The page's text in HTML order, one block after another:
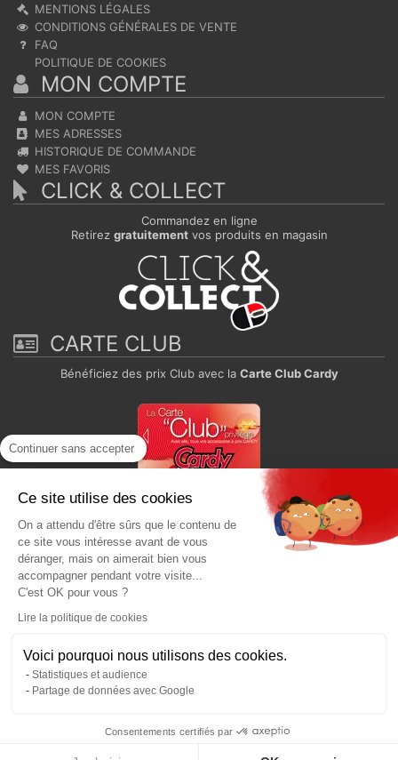
MENTIONS LÉGALES
CONDITIONS GÉNÉRALES DE VENTE
FAQ
POLITIQUE DE COOKIES
MON COMPTE
MON COMPTE
MES ADRESSES
HISTORIQUE DE COMMANDE
MES FAVORIS
CLICK & COLLECT
Commandez en ligne
Retirez gratuitementvos produits en magasin
CARTE CLUB
Bénéficiez des prix Club avec la Carte Club Cardy
Paiement sécurisé
CARDY 2026 - Tous droits réservés.
Continuer sans accepter
Ce site utilise des cookies
On a attendu d'être sûrs que le contenu de
ce site vous intéresse avant de vous
déranger, mais on aimerait bien vous
accompagner pendant votre visite...
C'est OK pour vous ?
Lire la politique de cookies
Voici pourquoi nous utilisons des cookies.
Statistiques et audience
Partage de données avec Google
Consentements certifiés par